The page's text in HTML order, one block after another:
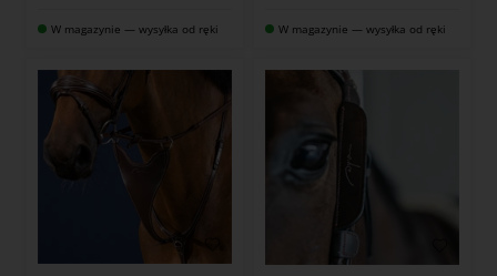
W magazynie — wysyłka od ręki W magazynie — wysyłka od ręki